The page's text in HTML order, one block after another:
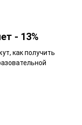
- 13%
как получить